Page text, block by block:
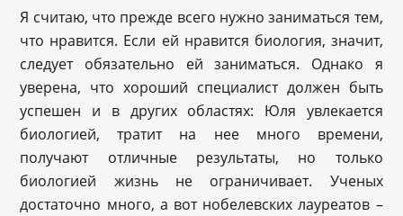
Я считаю, что прежде всего нужно заниматься тем,
что нравится. Если ей нравится биология, значит,
следует обязательно ей заниматься. Однако я
уверена, что хороший специалист должен быть
успешен и в других областях: Юля увлекается
биологией, тратит на нее много времени,
получают отличные результаты, но только
биологией жизнь не ограничивает. Ученых
достаточно много, а вот нобелевских лауреатов –